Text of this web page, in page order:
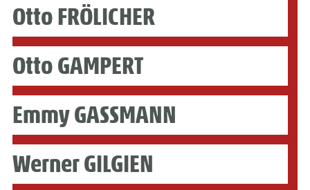
Otto FRÖLICHER
Otto GAMPERT
Emmy GASSMANN
Werner GILGIEN